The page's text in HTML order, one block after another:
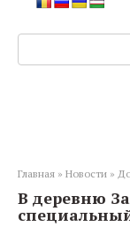
Главная » Новости »
В деревню